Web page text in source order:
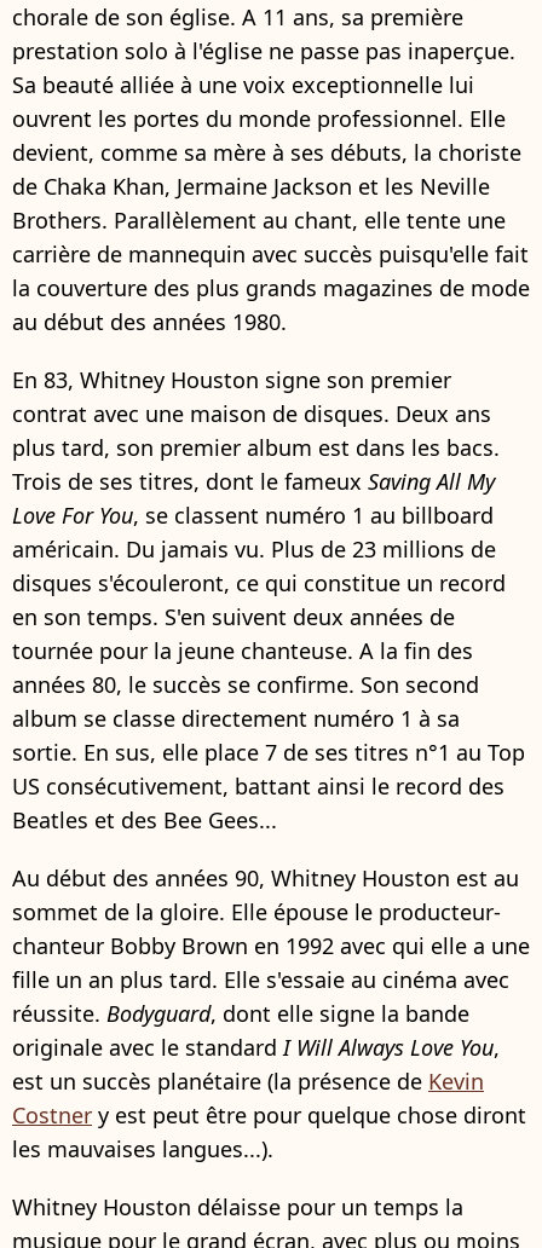
chorale de son église. A 11 ans, sa première
prestation solo à l'église ne passe pas inaperçue.
Sa beauté alliée à une voix exceptionnelle lui
ouvrent les portes du monde professionnel. Elle
devient, comme sa mère à ses débuts, la choriste
de Chaka Khan, Jermaine Jackson et les Neville
Brothers. Parallèlement au chant, elle tente une
carrière de mannequin avec succès puisqu'elle fait
la couverture des plus grands magazines de mode
au début des années 1980.
En 83, Whitney Houston signe son premier
contrat avec une maison de disques. Deux ans
plus tard, son premier album est dans les bacs.
Trois de ses titres, dont le fameux Saving All My
Love For You, se classent numéro 1 au billboard
américain. Du jamais vu. Plus de 23 millions de
disques s'écouleront, ce qui constitue un record
en son temps. S'en suivent deux années de
tournée pour la jeune chanteuse. A la fin des
années 80, le succès se confirme. Son second
album se classe directement numéro 1 à sa
sortie. En sus, elle place 7 de ses titres n°1 au Top
US consécutivement, battant ainsi le record des
Beatles et des Bee Gees...
Au début des années 90, Whitney Houston est au
sommet de la gloire. Elle épouse le producteur-
chanteur Bobby Brown en 1992 avec qui elle a une
fille un an plus tard. Elle s'essaie au cinéma avec
réussite. Bodyguard, dont elle signe la bande
originale avec le standard I Will Always Love You,
est un succès planétaire (la présence de Kevin
Costner y est peut être pour quelque chose diront
les mauvaises langues...).
Whitney Houston délaisse pour un temps la
musique pour le grand écran, avec plus ou moins